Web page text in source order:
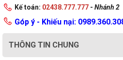
Kế toán: 02438.777.777 - Nhánh 2
Góp ý - Khiếu nại:
THÔNG TIN CHUNG